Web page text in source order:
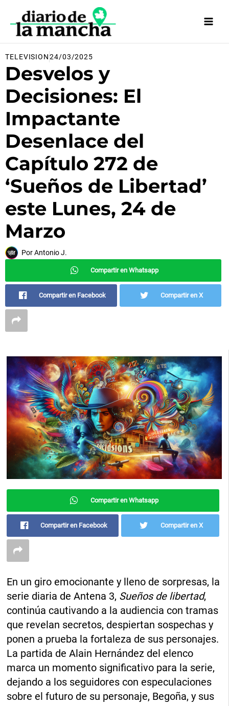
contenido
TELEVISION24/03/2025
Desvelos y
Decisiones: El
Impactante
Desenlace del
Capítulo 272 de
‘Sueños de Libertad’
este Lunes, 24 de
Marzo
PorAntonio J.
Compartir en Whatsapp
Compartir en Facebook Compartir en X
Compartir en Whatsapp
Compartir en Facebook Compartir en X
En un giro emocionante y lleno de sorpresas, la
serie diaria de Antena 3, Sueños de libertad,
continúa cautivando a la audiencia con tramas
que revelan secretos, despiertan sospechas y
ponen a prueba la fortaleza de sus personajes.
La partida de Alain Hernández del elenco
marca un momento significativo para la serie,
dejando a los seguidores con especulaciones
sobre el futuro de su personaje, Begoña, y sus